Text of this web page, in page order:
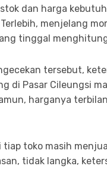
dan harga
menjelang
tinggal
tersebut,
di Pasar Cileungsi
harganya
tiap toko masih
tidak langka,